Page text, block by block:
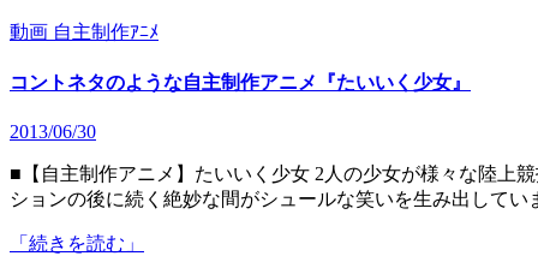
動画 自主制作ｱﾆﾒ
コントネタのような自主制作アニメ『たいいく少女』
2013/06/30
■【自主制作アニメ】たいいく少女 2人の少女が様々な陸上競技にチャレンジするショートアニメ。1発ネタに近いアク
ションの後に続く絶妙な間がシュールな笑いを生み出してい
「続きを読む」